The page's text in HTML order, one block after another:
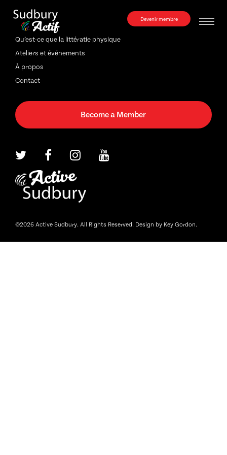
Devenir membre
Qu’est-ce que la littératie physique
Ateliers et événements
À propos
Contact
Become a Member
©2026 Active Sudbury. All Rights Reserved. Design by Key Gordon.